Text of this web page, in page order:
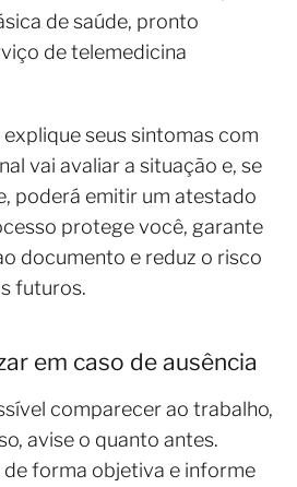
de saúde, pronto
de telemedicina
seus sintomas com
vai avaliar a situação e, se
poderá emitir um atestado
protege você, garante
documento e reduz o risco
futuros.
em caso de ausência
comparecer ao trabalho,
avise o quanto antes.
de forma objetiva e informe